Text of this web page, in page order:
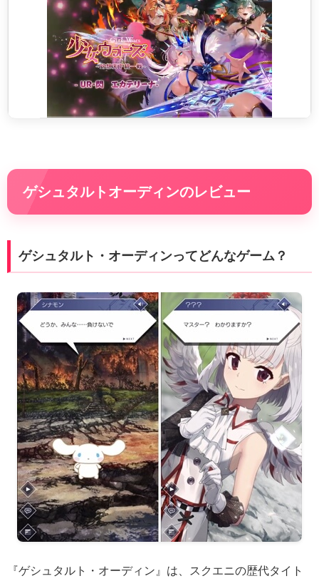
ゲシュタルトオーディンのレビュー
ゲシュタルト・オーディンってどんなゲーム？
『ゲシュタルト・オーディン』は、スクエニの歴代タイト